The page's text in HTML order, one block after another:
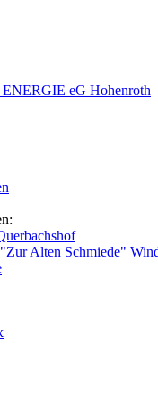
eG Hohenroth
Alten Schmiede"